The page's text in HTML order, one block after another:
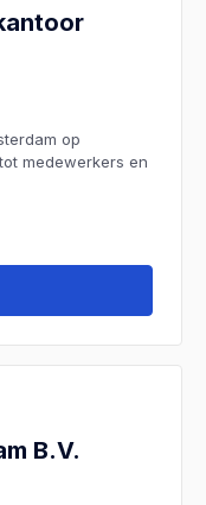
op
medewerkers en
B.V.